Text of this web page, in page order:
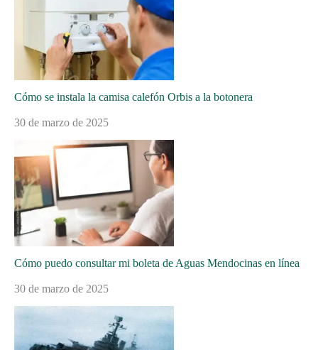
Cómo se instala la camisa calefón Orbis a la botonera
30 de marzo de 2025
Cómo puedo consultar mi boleta de Aguas Mendocinas en línea
30 de marzo de 2025